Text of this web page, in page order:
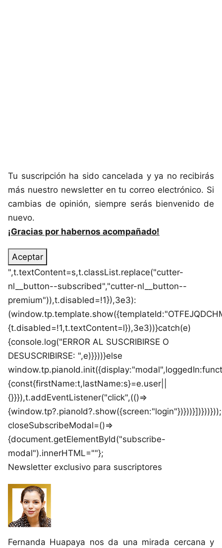
Tu suscripción ha sido cancelada y ya no recibirás
más nuestro newsletter en tu correo electrónico. Si
cambias de opinión, siempre serás bienvenido de
nuevo.
¡Gracias por habernos acompañado!
Aceptar
",t.textContent=s,t.classList.replace("cutter-
nl__button--subscribed","cutter-nl__button--
premium")),t.disabled=!1}),3e3):
{t.disabled=!1,t.textContent=l}),3e3))}catch(e)
{console.log("ERROR AL SUSCRIBIRSE O
DESUSCRIBIRSE: ",e)}}))}else
{const{firstName:t,lastName:s}=e.user||
{}}}),t.addEventListener("click",(()=>
closeSubscribeModal=()=>
{document.getElementById("subscribe-
modal").innerHTML=""};
Newsletter exclusivo para suscriptores
Fernanda Huapaya nos da una mirada cercana y